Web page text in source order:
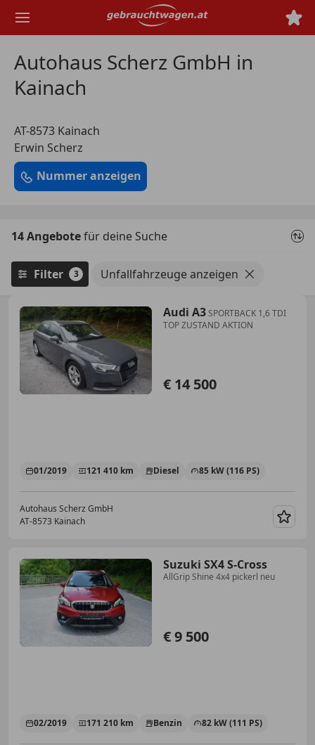
Hauptinhalt
Autohaus Scherz GmbH in
Kainach
AT-8573 Kainach
Erwin Scherz
Nummer anzeigen
14 Angebotefür deine Suche
Filter 3 Unfallfahrzeuge anzeigen
Audi A3SPORTBACK 1,6 TDI
TOP ZUSTAND AKTION
€ 14 500
01/2019 121 410 km Diesel 85 kW (116 PS)
Autohaus Scherz GmbH
AT-8573 Kainach
Suzuki SX4 S-Cross
AllGrip Shine 4x4 pickerl neu
€ 9 500
02/2019 171 210 km Benzin 82 kW (111 PS)